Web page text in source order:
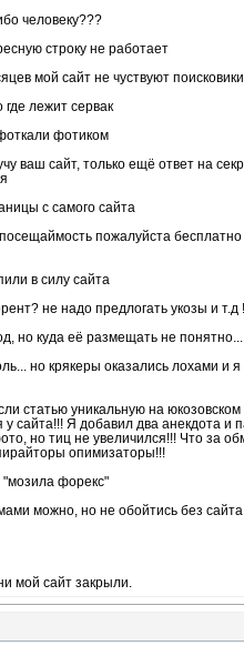
человеку???
строку не работает
мой сайт не чуствуют
лежит сервак
фотиком
ваш сайт, только ещё ответ на
с самого сайта
пожалуйста бесплатно
в силу сайта
не надо предлогать укозы и т.д !
но куда её размещать не понятно...
но крякеры оказались лохами и я
статью уникальную на юкозовском
сайта!!! Я добавил два анекдота и
но тиц не увеличился!!! Что за
опимизаторы!!!
"мозила форекс"
можно, но не обойтись без сайта
мой сайт закрыли.